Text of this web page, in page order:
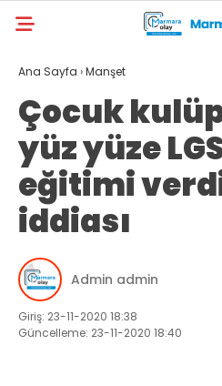
Ana Sayfa ›Manşet
Çocuk
yüz yüze
eğitimi
iddiası
Admin admin
Giriş: 23-11-2020 18:38
Güncelleme: 23-11-2020 18:40